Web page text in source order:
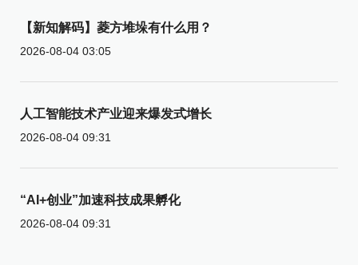
【新知解码】菱方堆垛有什么用？
2026-08-04 03:05
人工智能技术产业迎来爆发式增长
2026-08-04 09:31
“AI+创业”加速科技成果孵化
2026-08-04 09:31